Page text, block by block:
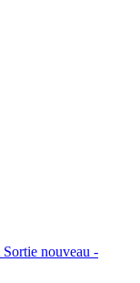
Sortie nouveau -